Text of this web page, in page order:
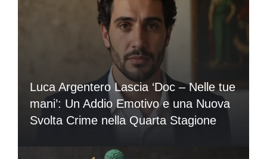
Luca Argentero Lascia ‘Doc – Nelle tue
mani’: Un Addio Emotivo e una Nuova
Svolta Crime nella Quarta Stagione